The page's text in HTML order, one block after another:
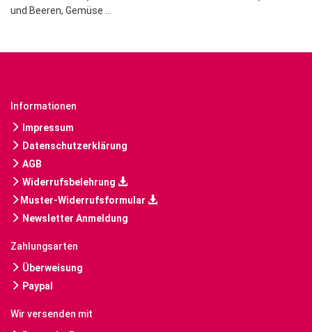
und Beeren, Gemüse ...
Informationen
Impressum
Datenschutzerklärung
AGB
Widerrufsbelehrung
Muster-Widerrufsformular
Newsletter Anmeldung
Zahlungsarten
Überweisung
Paypal
Wir versenden mit